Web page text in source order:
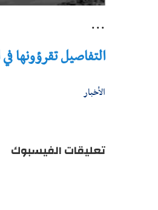
...
التفاصيل تقرؤونها في
الأخبار
تعليقات الفيسبوك